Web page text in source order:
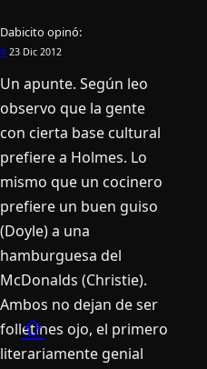
Dabicito opinó:
# 23 Dic 2012
Un apunte. Según leo
observo que la gente
con cierta base cultural
prefiere a Holmes. Lo
mismo que un cocinero
prefiere un buen guiso
(Doyle) a una
hamburguesa del
McDonalds (Christie).
Ambos no dejan de ser
folletines ojo, el primero
literariamente genial
⇧